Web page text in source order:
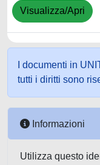
Visualizza/Apri
I documenti in
tutti i diritti sono
Informazioni
Utilizza questo